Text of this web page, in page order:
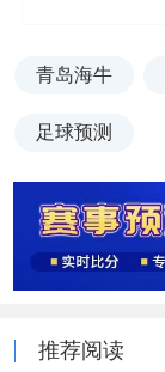
青岛海牛
足球预测
推荐阅读